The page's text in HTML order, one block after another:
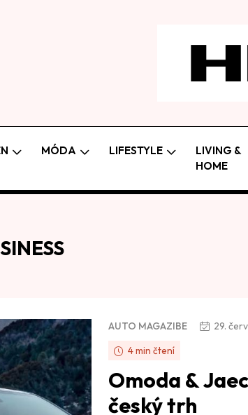
MÓDA LIFESTYLE
LIVING &
HOME
AUTO MAGAZIBE
29.
4 min čtení
Omoda &
český trh